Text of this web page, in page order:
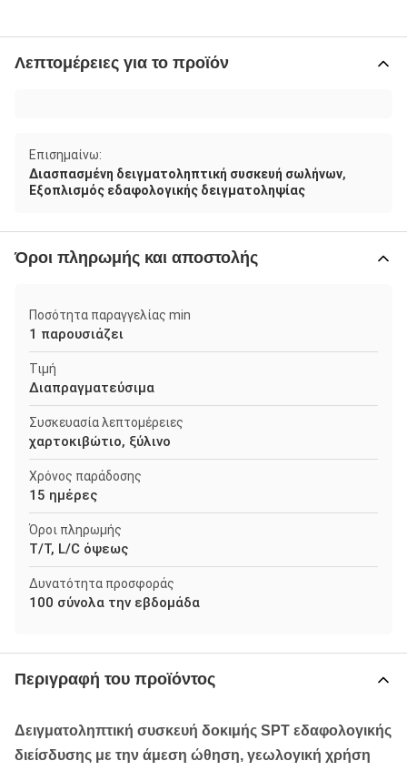
Λεπτομέρειες για το προϊόν
Επισημαίνω:
Διασπασμένη δειγματοληπτική συσκευή σωλήνων,
Εξοπλισμός εδαφολογικής δειγματοληψίας
Όροι πληρωμής και αποστολής
Ποσότητα παραγγελίας min
1 παρουσιάζει
Τιμή
Διαπραγματεύσιμα
Συσκευασία λεπτομέρειες
χαρτοκιβώτιο, ξύλινο
Χρόνος παράδοσης
15 ημέρες
Όροι πληρωμής
T/T, L/C όψεως
Δυνατότητα προσφοράς
100 σύνολα την εβδομάδα
Περιγραφή του προϊόντος
Δειγματοληπτική συσκευή δοκιμής SPT εδαφολογικής
διείσδυσης με την άμεση ώθηση, γεωλογική χρήση